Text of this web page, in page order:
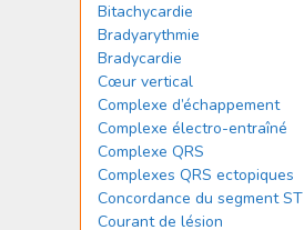
Bitachycardie
Bradyarythmie
Bradycardie
Cœur vertical
Complexe d’échappement
Complexe électro-entraîné
Complexe QRS
Complexes QRS ectopiques
Concordance du segment ST
Courant de lésion